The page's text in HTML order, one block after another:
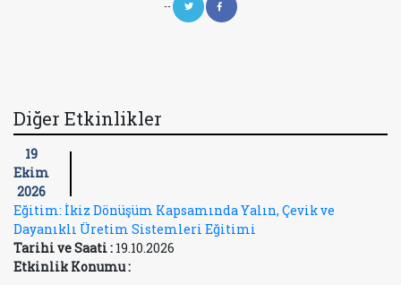
--
Diğer Etkinlikler
19
Ekim
2026
Eğitim: İkiz Dönüşüm Kapsamında Yalın, Çevik ve
Dayanıklı Üretim Sistemleri Eğitimi
Tarihi ve Saati : 19.10.2026
Etkinlik Konumu :